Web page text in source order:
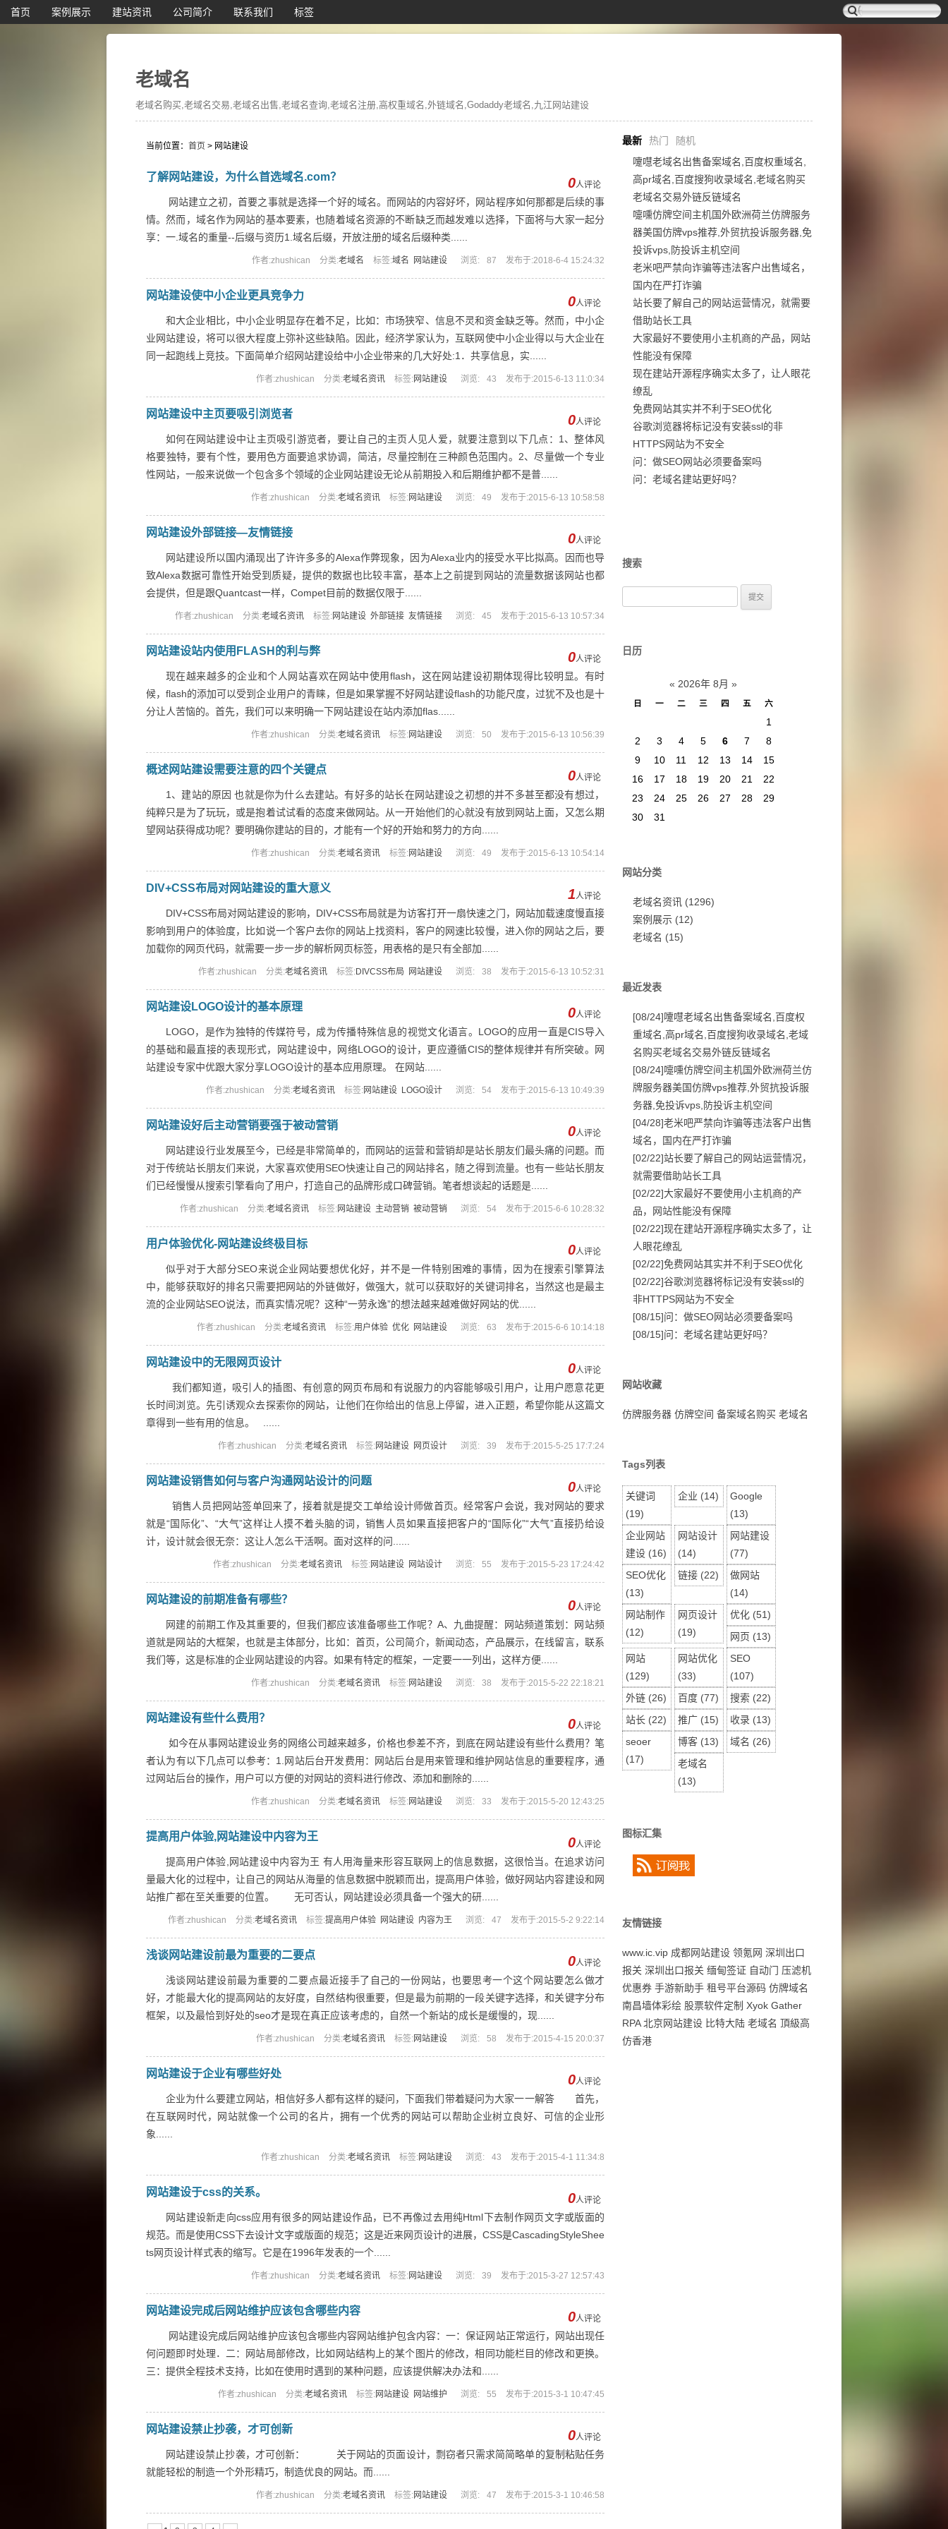
首页 案例展示 建站资讯 公司简介 联系我们 标签
老域名
老域名购买,老域名交易,老域名出售,老域名查询,老域名注册,高权重域名,外链域名,Godaddy老域名,九江网站建设
当前位置： 首页 > 网站建设
了解网站建设，为什么首选域名.com？ 0人评论
网站建立之初，首要之事就是选择一个好的域名。而网站的内容好坏，网站程序如何那都是后续的事
情。然而，域名作为网站的基本要素，也随着域名资源的不断缺乏而越发难以选择，下面将与大家一起分
享：一.域名的重量--后缀与资历1.域名后缀，开放注册的域名后缀种类......
作者:zhushican 分类:老域名 标签:域名 网站建设 浏览: 87 发布于:2018-6-4 15:24:32
网站建设使中小企业更具竞争力 0人评论
和大企业相比，中小企业明显存在着不足，比如：市场狭窄、信息不灵和资金缺乏等。然而，中小企
业网站建设，将可以很大程度上弥补这些缺陷。因此，经济学家认为，互联网使中小企业得以与大企业在
同一起跑线上竞技。下面简单介绍网站建设给中小企业带来的几大好处:1．共享信息，实......
作者:zhushican 分类:老域名资讯 标签:网站建设 浏览: 43 发布于:2015-6-13 11:0:34
网站建设中主页要吸引浏览者 0人评论
如何在网站建设中让主页吸引游览者，要让自己的主页人见人爱，就要注意到以下几点：1、整体风
格要独特，要有个性，要用色方面要追求协调，简洁，尽量控制在三种颜色范围内。2、尽量做一个专业
性网站，一般来说做一个包含多个领域的企业网站建设无论从前期投入和后期维护都不是普......
作者:zhushican 分类:老域名资讯 标签:网站建设 浏览: 49 发布于:2015-6-13 10:58:58
网站建设外部链接—友情链接 0人评论
网站建设所以国内涌现出了许许多多的Alexa作弊现象，因为Alexa业内的接受水平比拟高。因而也导
致Alexa数据可靠性开始受到质疑，提供的数据也比较丰富，基本上之前提到网站的流量数据该网站也都
会提供，但是跟Quantcast一样，Compet目前的数据仅限于......
作者:zhushican 分类:老域名资讯 标签:网站建设 外部链接 友情链接 浏览: 45 发布于:2015-6-13 10:57:34
网站建设站内使用FLASH的利与弊 0人评论
现在越来越多的企业和个人网站喜欢在网站中使用flash，这在网站建设初期体现得比较明显。有时
候，flash的添加可以受到企业用户的青睐，但是如果掌握不好网站建设flash的功能尺度，过犹不及也是十
分让人苦恼的。首先，我们可以来明确一下网站建设在站内添加flas......
作者:zhushican 分类:老域名资讯 标签:网站建设 浏览: 50 发布于:2015-6-13 10:56:39
概述网站建设需要注意的四个关键点 0人评论
1、建站的原因 也就是你为什么去建站。有好多的站长在网站建设之初想的并不多甚至都没有想过，
纯粹只是为了玩玩，或是抱着试试看的态度来做网站。从一开始他们的心就没有放到网站上面，又怎么期
望网站获得成功呢？要明确你建站的目的，才能有一个好的开始和努力的方向......
作者:zhushican 分类:老域名资讯 标签:网站建设 浏览: 49 发布于:2015-6-13 10:54:14
DIV+CSS布局对网站建设的重大意义 1人评论
DIV+CSS布局对网站建设的影响，DIV+CSS布局就是为访客打开一扇快速之门，网站加载速度慢直接
影响到用户的体验度，比如说一个客户去你的网站上找资料，客户的网速比较慢，进入你的网站之后，要
加载你的网页代码，就需要一步一步的解析网页标签，用表格的是只有全部加......
作者:zhushican 分类:老域名资讯 标签:DIVCSS布局 网站建设 浏览: 38 发布于:2015-6-13 10:52:31
网站建设LOGO设计的基本原理 0人评论
LOGO，是作为独特的传媒符号，成为传播特殊信息的视觉文化语言。LOGO的应用一直是CIS导入
的基础和最直接的表现形式，网站建设中，网络LOGO的设计，更应遵循CIS的整体规律并有所突破。网
站建设专家中优跟大家分享LOGO设计的基本应用原理。 在网站......
作者:zhushican 分类:老域名资讯 标签:网站建设 LOGO设计 浏览: 54 发布于:2015-6-13 10:49:39
网站建设好后主动营销要强于被动营销 0人评论
网站建设行业发展至今，已经是非常简单的，而网站的运营和营销却是站长朋友们最头痛的问题。而
对于传统站长朋友们来说，大家喜欢使用SEO快速让自己的网站排名，随之得到流量。也有一些站长朋友
们已经慢慢从搜索引擎看向了用户，打造自己的品牌形成口碑营销。笔者想谈起的话题是......
作者:zhushican 分类:老域名资讯 标签:网站建设 主动营销 被动营销 浏览: 54 发布于:2015-6-6 10:28:32
用户体验优化-网站建设终极目标 0人评论
似乎对于大部分SEO来说企业网站要想优化好，并不是一件特别困难的事情，因为在搜索引擎算法
中，能够获取好的排名只需要把网站的外链做好，做强大，就可以获取好的关键词排名，当然这也是最主
流的企业网站SEO说法，而真实情况呢？这种“一劳永逸”的想法越来越难做好网站的优......
作者:zhushican 分类:老域名资讯 标签:用户体验 优化 网站建设 浏览: 63 发布于:2015-6-6 10:14:18
网站建设中的无限网页设计 0人评论
我们都知道，吸引人的插图、有创意的网页布局和有说服力的内容能够吸引用户，让用户愿意花更
长时间浏览。先引诱观众去探索你的网站，让他们在你给出的信息上停留，进入正题，希望你能从这篇文
章得到一些有用的信息。 ......
作者:zhushican 分类:老域名资讯 标签:网站建设 网页设计 浏览: 39 发布于:2015-5-25 17:7:24
网站建设销售如何与客户沟通网站设计的问题 0人评论
销售人员把网站签单回来了，接着就是提交工单给设计师做首页。经常客户会说，我对网站的要求
就是“国际化”、“大气”这样让人摸不着头脑的词，销售人员如果直接把客户的“国际化”“大气”直接扔给设
计，设计就会很无奈：这让人怎么干活啊。面对这样的问......
作者:zhushican 分类:老域名资讯 标签:网站建设 网站设计 浏览: 55 发布于:2015-5-23 17:24:42
网站建设的前期准备有哪些？ 0人评论
网建的前期工作及其重要的，但我们都应该准备哪些工作呢？A、九曲提醒：网站频道策划：网站频
道就是网站的大框架，也就是主体部分，比如：首页，公司简介，新闻动态，产品展示，在线留言，联系
我们等，这是标准的企业网站建设的内容。如果有特定的框架，一定要一一列出，这样方便......
作者:zhushican 分类:老域名资讯 标签:网站建设 浏览: 38 发布于:2015-5-22 22:18:21
网站建设有些什么费用？ 0人评论
如今在从事网站建设业务的网络公司越来越多，价格也参差不齐，到底在网站建设有些什么费用？笔
者认为有以下几点可以参考：1.网站后台开发费用：网站后台是用来管理和维护网站信息的重要程序，通
过网站后台的操作，用户可以方便的对网站的资料进行修改、添加和删除的......
作者:zhushican 分类:老域名资讯 标签:网站建设 浏览: 33 发布于:2015-5-20 12:43:25
提高用户体验,网站建设中内容为王 0人评论
提高用户体验,网站建设中内容为王 有人用海量来形容互联网上的信息数据，这很恰当。在追求访问
量最大化的过程中，让自己的网站从海量的信息数据中脱颖而出，提高用户体验，做好网站内容建设和网
站推广都在至关重要的位置。 无可否认，网站建设必须具备一个强大的研......
作者:zhushican 分类:老域名资讯 标签:提高用户体验 网站建设 内容为王 浏览: 47 发布于:2015-5-2 9:22:14
浅谈网站建设前最为重要的二要点 0人评论
浅谈网站建设前最为重要的二要点最近接手了自己的一份网站，也要思考一个这个网站要怎么做才
好，才能最大化的提高网站的友好度，自然结构很重要，但是最为前期的一段关键字选择，和关键字分布
框架，以及最恰到好处的seo才是现在真正应该考虑的，自然一个新站的成长是缓慢的，现......
作者:zhushican 分类:老域名资讯 标签:网站建设 浏览: 58 发布于:2015-4-15 20:0:37
网站建设于企业有哪些好处 0人评论
企业为什么要建立网站，相信好多人都有这样的疑问，下面我们带着疑问为大家一一解答 首先，
在互联网时代，网站就像一个公司的名片，拥有一个优秀的网站可以帮助企业树立良好、可信的企业形
象......
作者:zhushican 分类:老域名资讯 标签:网站建设 浏览: 43 发布于:2015-4-1 11:34:8
网站建设于css的关系。 0人评论
网站建设新走向css应用有很多的网站建设作品，已不再像过去用纯Html下去制作网页文字或版面的
规范。而是使用CSS下去设计文字或版面的规范；这是近来网页设计的进展，CSS是CascadingStyleShee
ts网页设计样式表的缩写。它是在1996年发表的一个......
作者:zhushican 分类:老域名资讯 标签:网站建设 浏览: 39 发布于:2015-3-27 12:57:43
网站建设完成后网站维护应该包含哪些内容 0人评论
网站建设完成后网站维护应该包含哪些内容网站维护包含内容：一：保证网站正常运行，网站出现任
何问题即时处理．二：网站局部修改，比如网站结构上的某个图片的修改，相同功能栏目的修改和更换。
三：提供全程技术支持，比如在使用时遇到的某种问题，应该提供解决办法和......
作者:zhushican 分类:老域名资讯 标签:网站建设 网站维护 浏览: 55 发布于:2015-3-1 10:47:45
网站建设禁止抄袭，才可创新 0人评论
网站建设禁止抄袭，才可创新： 关于网站的页面设计，剽窃者只需求简简略单的复制粘贴任务
就能轻松的制造一个外形精巧，制造优良的网站。而......
作者:zhushican 分类:老域名资讯 标签:网站建设 浏览: 47 发布于:2015-3-1 10:46:58
最新 热门
随机
嚔嚖老域名出售备案域名,百度权重域名,
高pr域名,百度搜狗收录域名,老域名购买
老域名交易外链反链域名
嚏嚑仿牌空间主机国外欧洲荷兰仿牌服务
器美国仿牌vps推荐,外贸抗投诉服务器,免
投诉vps,防投诉主机空间
老米吧严禁向诈骗等违法客户出售域名，
国内在严打诈骗
站长要了解自己的网站运营情况，就需要
借助站长工具
大家最好不要使用小主机商的产品，网站
性能没有保障
现在建站开源程序确实太多了，让人眼花
缭乱
免费网站其实并不利于SEO优化
谷歌浏览器将标记没有安装ssl的非
HTTPS网站为不安全
问：做SEO网站必须要备案吗
问：老域名建站更好吗？
搜索
日历
« 2026年 8月 »
日 一 二 三 四 五 六
1
2
3 4 5 6 7
8
9
10 11 12 13 14
15
16
17 18 19 20 21
22
23
24 25 26 27 28
29
30
31
网站分类
老域名资讯 (1296)
案例展示 (12)
老域名 (15)
最近发表
[08/24]嚔嚖老域名出售备案域名,百度权
重域名,高pr域名,百度搜狗收录域名,老域
名购买老域名交易外链反链域名
[08/24]嚏嚑仿牌空间主机国外欧洲荷兰仿
牌服务器美国仿牌vps推荐,外贸抗投诉服
务器,免投诉vps,防投诉主机空间
[04/28]老米吧严禁向诈骗等违法客户出售
域名，国内在严打诈骗
[02/22]站长要了解自己的网站运营情况，
就需要借助站长工具
[02/22]大家最好不要使用小主机商的产
品，网站性能没有保障
[02/22]现在建站开源程序确实太多了，让
人眼花缭乱
[02/22]免费网站其实并不利于SEO优化
[02/22]谷歌浏览器将标记没有安装ssl的
非HTTPS网站为不安全
[08/15]问：做SEO网站必须要备案吗
[08/15]问：老域名建站更好吗？
网站收藏
仿牌服务器 仿牌空间 备案域名购买 老域名
Tags列表
关键词
(19)
企业 (14)
Google
(13)
企业网站
建设 (16)
网站设计
(14)
网站建设
(77)
SEO优化
(13)
链接 (22)
做网站
(14)
网站制作
(12)
网页设计
(19)
优化 (51)
网页 (13)
网站
(129)
网站优化
(33)
SEO
(107)
外链 (26) 百度 (77) 搜索 (22)
站长 (22) 推广 (15) 收录 (13)
seoer
(17)
博客 (13) 域名 (26)
老域名
(13)
图标汇集
友情链接
www.ic.vip 成都网站建设 领氪网 深圳出口
报关 深圳出口报关 缅甸签证 自动门 压滤机
优惠券 手游新助手 租号平台源码 仿牌域名
南昌墙体彩绘 股票软件定制 Xyok Gather
RPA 北京网站建设 比特大陆 老域名 頂級高
仿香港